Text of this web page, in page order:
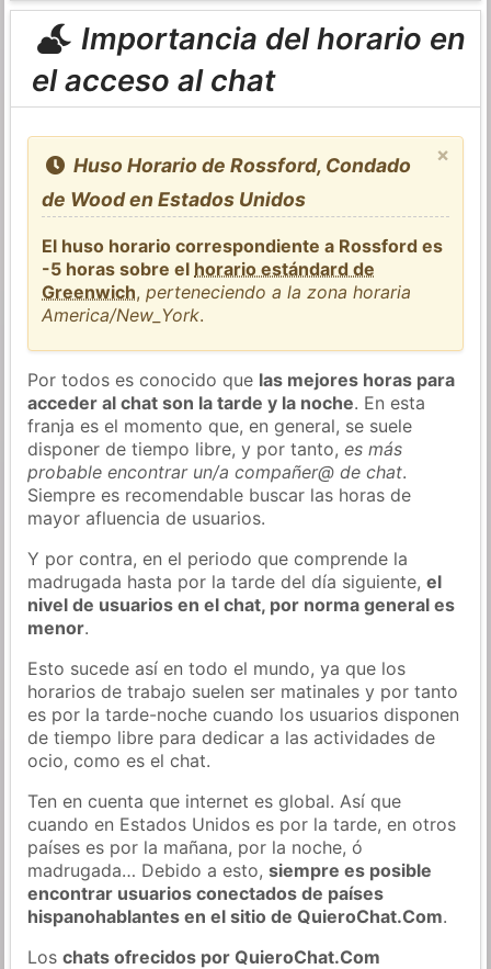
Importancia del horario en
el acceso al chat
×
Huso Horario de Rossford, Condado
de Wood en Estados Unidos
El huso horario correspondiente a Rossford es
-5 horas sobre el horario estándard de
Greenwich,perteneciendo a la zona horaria
America/New_York.
Por todos es conocido que las mejores horas para
acceder al chat son la tarde y la noche. En esta
franja es el momento que, en general, se suele
disponer de tiempo libre, y por tanto,es más
probable encontrar un/a compañer@ de chat.
Siempre es recomendable buscar las horas de
mayor afluencia de usuarios.
Y por contra, en el periodo que comprende la
madrugada hasta por la tarde del día siguiente,el
nivel de usuarios en el chat, por norma general es
menor.
Esto sucede así en todo el mundo, ya que los
horarios de trabajo suelen ser matinales y por tanto
es por la tarde-noche cuando los usuarios disponen
de tiempo libre para dedicar a las actividades de
ocio, como es el chat.
Ten en cuenta que internet es global. Así que
cuando en Estados Unidos es por la tarde, en otros
países es por la mañana, por la noche, ó
madrugada… Debido a esto,siempre es posible
encontrar usuarios conectados de países
hispanohablantes en el sitio de QuieroChat.Com.
Loschats ofrecidos por QuieroChat.Com